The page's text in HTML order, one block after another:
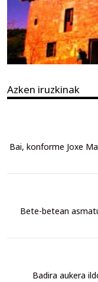
Azken iruzkinak
Bai, konforme Joxe
Bete-betean
Badira aukera